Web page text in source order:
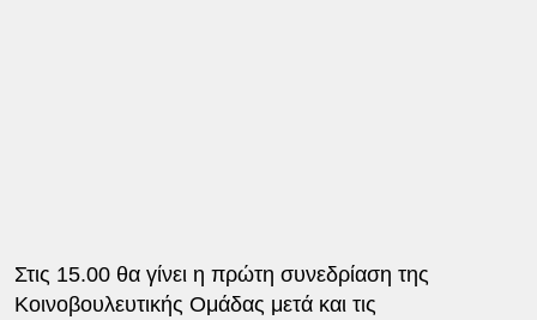
Στις 15.00 θα γίνει η πρώτη συνεδρίαση της
Κοινοβουλευτικής Ομάδας μετά και τις